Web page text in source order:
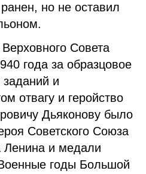
но не оставил
Совета
года за образцовое
и
отвагу и геройство
Дьяконову было
Советского Союза
Ленина и медали
годы Большой